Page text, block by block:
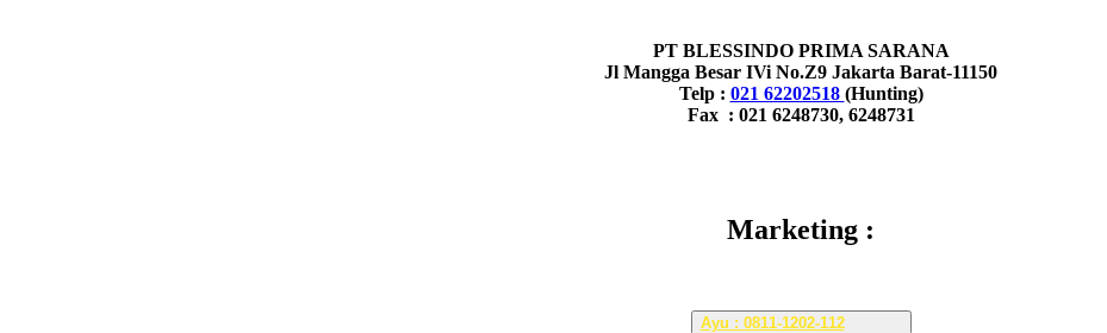
PT BLESSINDO PRIMA SARANA
Jl Mangga Besar IVi No.Z9 Jakarta Barat-11150
Telp : 021 62202518 (Hunting)
Fax : 021 6248730, 6248731
Marketing :
Ayu : 0811-1202-112